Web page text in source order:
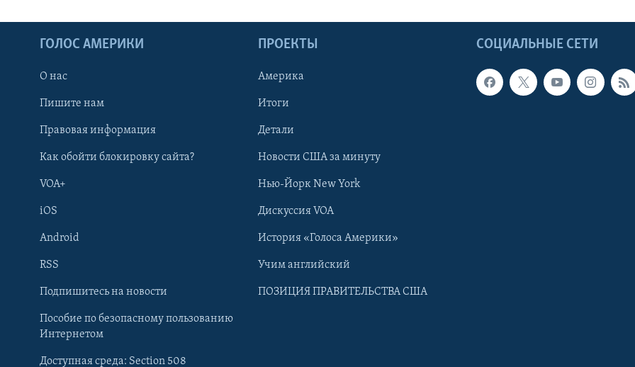
Learning English
СОЦИАЛЬНЫЕ СЕТИ
ГОЛОС АМЕРИКИ
О нас
Пишите нам
Правовая информация
Как обойти блокировку сайта?
VOA+
iOS
Android
RSS
Подпишитесь на новости
Пособие по безопасному пользованию
Интернетом
Доступная среда: Section 508
ПРОЕКТЫ
Америка
Итоги
Детали
Новости США за минуту
Нью-Йорк New York
Дискуссия VOA
История «Голоса Америки»
Учим английский
ПОЗИЦИЯ ПРАВИТЕЛЬСТВА США